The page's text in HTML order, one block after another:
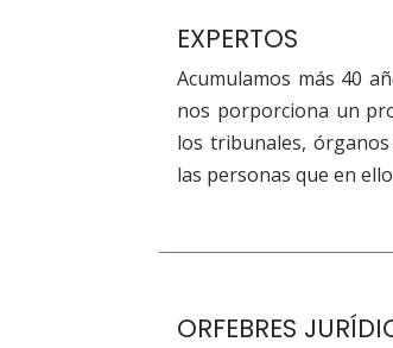
EXPERTOS
Acumulamos más 40
nos porporciona un
los tribunales,
las personas que en
ORFEBRES